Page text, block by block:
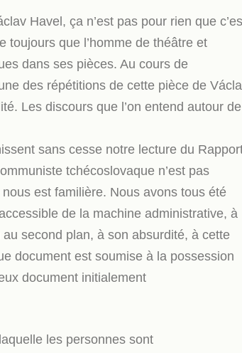
Havel, ça n’est pas pour rien que
toujours que l’homme de théâtre et
dans ses pièces. Au cours de
des répétitions de cette pièce de
Les discours que l’on entend autour de
sans cesse notre lecture du
tchécoslovaque n’est pas
est familière. Nous avons tous été
de la machine administrative, à
second plan, à son absurdité, à cette
document est soumise à la possession
document initialement
les personnes sont